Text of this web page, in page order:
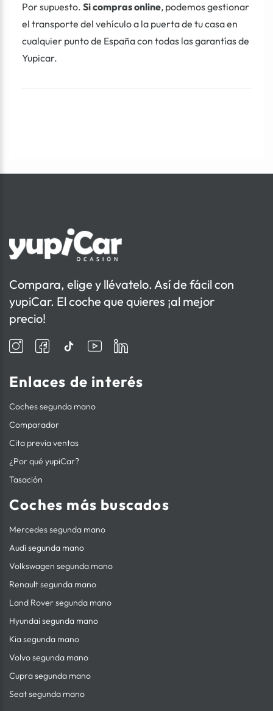
Por supuesto. Si compras online, podemos gestionar
el transporte del vehículo a la puerta de tu casa en
cualquier punto de España con todas las garantías de
Yupicar.
Compara, elige y llévatelo. Así de fácil con
yupiCar. El coche que quieres ¡al mejor
precio!
Enlaces de interés
Coches segunda mano
Comparador
Cita previa ventas
¿Por qué yupiCar?
Tasación
Coches más buscados
Mercedes segunda mano
Audi segunda mano
Volkswagen segunda mano
Renault segunda mano
Land Rover segunda mano
Hyundai segunda mano
Kia segunda mano
Volvo segunda mano
Cupra segunda mano
Seat segunda mano